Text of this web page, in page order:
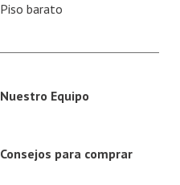
Piso barato
Nuestro Equipo
Consejos para comprar